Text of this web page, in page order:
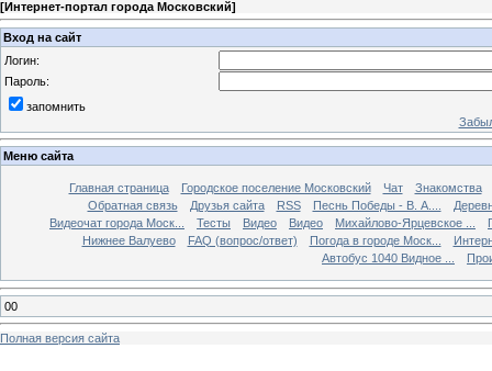
[Интернет-портал города Московский]
Вход на сайт
Логин:
Пароль:
запомнить
Меню сайта
Главная страница Городское поселение Московский Чат
Знакомства
Обратная связь
Друзья сайта RSS Песнь Победы - В. А....
Видеочат города Моск...
Тесты Видео Видео Михайлово-Ярцевское ...
Нижнее Валуево
FAQ (вопрос/ответ) Погода в городе Моск...
Автобус 1040 Видное ...
00
Полная версия сайта